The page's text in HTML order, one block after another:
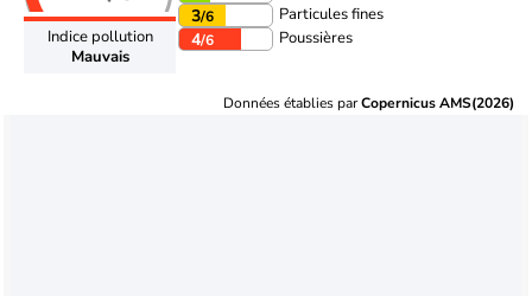
Indice pollution
Mauvais
3/6 Particules fines
4/6 Poussières
Données établies parCopernicus AMS(2026)